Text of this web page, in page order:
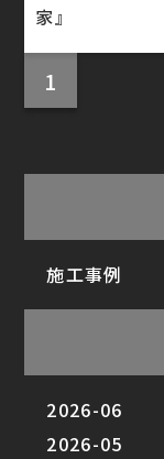
家』
1
施工事例
2026-06
2026-05